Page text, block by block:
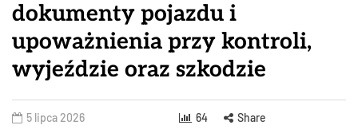
dokumenty pojazdu i
upoważnienia przy kontroli,
wyjeździe oraz szkodzie
5 lipca 2026 64 Share